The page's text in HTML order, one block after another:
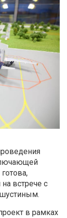
встрече с
в рамках